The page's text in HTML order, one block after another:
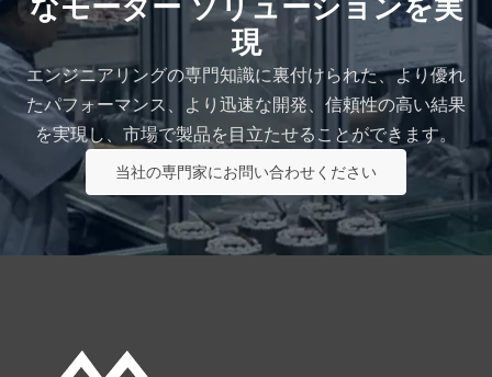
なモーター ソリューションを実
現
エンジニアリングの専門知識に裏付けられた、より優れ
たパフォーマンス、より迅速な開発、信頼性の高い結果
を実現し、市場で製品を目立たせることができます。
当社の専門家にお問い合わせください